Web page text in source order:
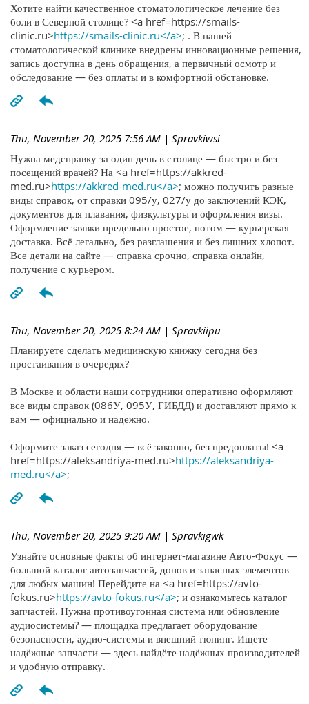
Хотите найти качественное стоматологическое лечение без
боли в Северной столице? <a href=https://smails-
clinic.ru>https://smails-clinic.ru</a>; . В нашей
стоматологической клинике внедрены инновационные решения,
запись доступна в день обращения, а первичный осмотр и
обследование — без оплаты и в комфортной обстановке.
Thu, November 20, 2025 7:56 AM | Spravkiwsi
Нужна медсправку за один день в столице — быстро и без
посещений врачей? На <a href=https://akkred-
med.ru>https://akkred-med.ru</a>; можно получить разные
виды справок, от справки 095/у, 027/у до заключений КЭК,
документов для плавания, физкультуры и оформления визы.
Оформление заявки предельно простое, потом — курьерская
доставка. Всё легально, без разглашения и без лишних хлопот.
Все детали на сайте — справка срочно, справка онлайн,
получение с курьером.
Thu, November 20, 2025 8:24 AM | Spravkiipu
Планируете сделать медицинскую книжку сегодня без
простаивания в очередях?
В Москве и области наши сотрудники оперативно оформляют
все виды справок (086У, 095У, ГИБДД) и доставляют прямо к
вам — официально и надежно.
Оформите заказ сегодня — всё законно, без предоплаты! <a
href=https://aleksandriya-med.ru>https://aleksandriya-
med.ru</a>;
Thu, November 20, 2025 9:20 AM | Spravkigwk
Узнайте основные факты об интернет-магазине Авто-Фокус —
большой каталог автозапчастей, допов и запасных элементов
для любых машин! Перейдите на <a href=https://avto-
fokus.ru>https://avto-fokus.ru</a>; и ознакомьтесь каталог
запчастей. Нужна противоугонная система или обновление
аудиосистемы? — площадка предлагает оборудование
безопасности, аудио-системы и внешний тюнинг. Ищете
надёжные запчасти — здесь найдёте надёжных производителей
и удобную отправку.